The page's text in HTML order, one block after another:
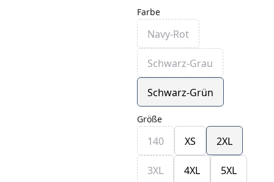
Farbe
Navy-Rot
Schwarz-Grau
Schwarz-Grün
Größe
140 XS 2XL
3XL 4XL 5XL